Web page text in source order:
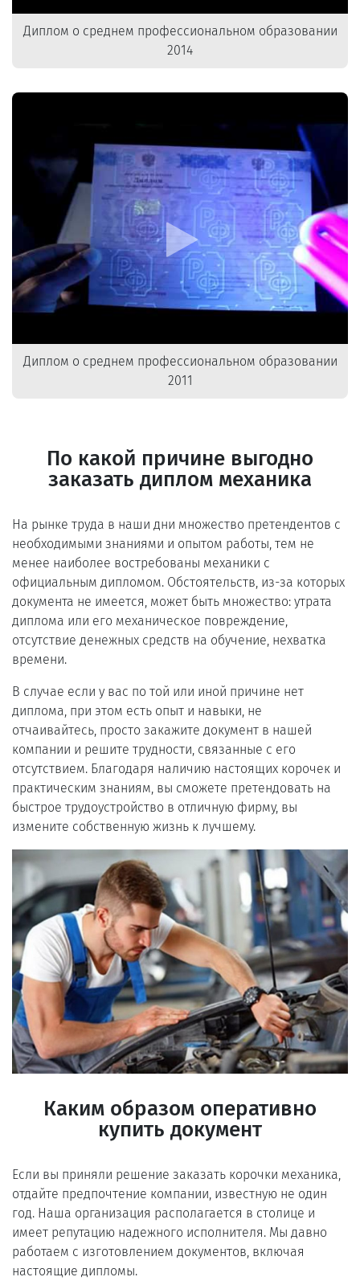
Диплом о среднем профессиональном образовании
2014
Диплом о среднем профессиональном образовании
2011
По какой причине выгодно
заказать диплом механика
На рынке труда в наши дни множество претендентов с
необходимыми знаниями и опытом работы, тем не
менее наиболее востребованы механики с
официальным дипломом. Обстоятельств, из-за которых
документа не имеется, может быть множество: утрата
диплома или его механическое повреждение,
отсутствие денежных средств на обучение, нехватка
времени.
В случае если у вас по той или иной причине нет
диплома, при этом есть опыт и навыки, не
отчаивайтесь, просто закажите документ в нашей
компании и решите трудности, связанные с его
отсутствием. Благодаря наличию настоящих корочек и
практическим знаниям, вы сможете претендовать на
быстрое трудоустройство в отличную фирму, вы
измените собственную жизнь к лучшему.
Каким образом оперативно
купить документ
Если вы приняли решение заказать корочки механика,
отдайте предпочтение компании, известную не один
год. Наша организация располагается в столице и
имеет репутацию надежного исполнителя. Мы давно
работаем с изготовлением документов, включая
настоящие дипломы.